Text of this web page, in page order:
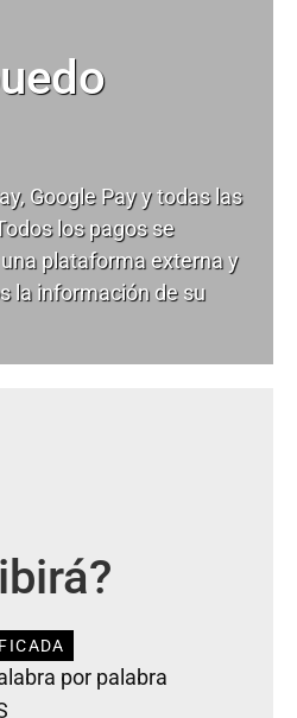
Google Pay y todas las
los pagos se
plataforma externa y
la información de su
por palabra